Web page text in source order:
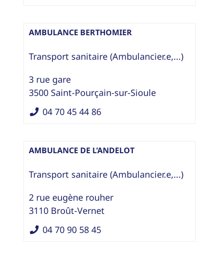
AMBULANCE BERTHOMIER
Transport sanitaire (Ambulancier.e,...)
3 rue gare
3500 Saint-Pourçain-sur-Sioule
04 70 45 44 86
AMBULANCE DE L’ANDELOT
Transport sanitaire (Ambulancier.e,...)
2 rue eugène rouher
3110 Broût-Vernet
04 70 90 58 45